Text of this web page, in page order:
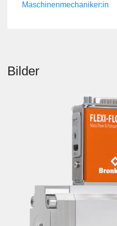
Maschinenmechaniker:in
Bilder